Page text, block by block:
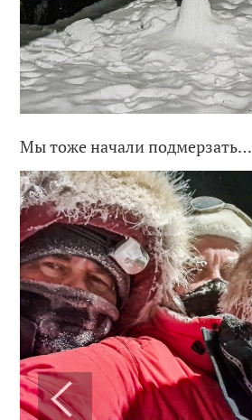
Мы тоже начали подмерзать…